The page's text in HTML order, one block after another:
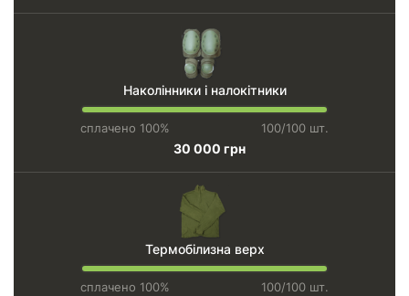
Наколінники і налокітники
сплачено 100% 100/100 шт.
30 000 грн
Термобілизна верх
сплачено 100%
100/100 шт.